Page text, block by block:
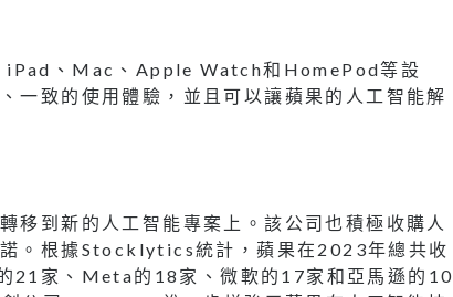
iPad、Mac、Apple Watch和HomePod等設
一致的使用體驗，並且可以讓蘋果的人工智能解
移到新的人工智能專案上。該公司也積極收購人
。根據Stocklytics統計，蘋果在2023年總共收
21家、Meta的18家、微軟的17家和亞馬遜的10